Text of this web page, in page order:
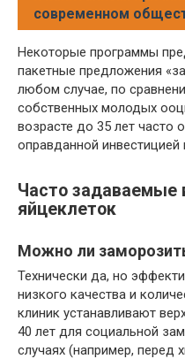
современном
Некоторые программы
пакетные предложения
любом случае, по
собственных молодых
возрасте до 35 лет часто
оправданной
Часто задаваемые
яйцеклеток
Можно ли
Технически да, но
низкого качества и
клиник устанавливают
40 лет для социальной
случаях (например, перед